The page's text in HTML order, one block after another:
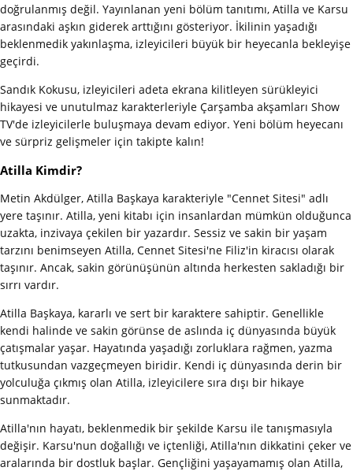
doğrulanmış değil. Yayınlanan yeni bölüm tanıtımı, Atilla ve Karsu
arasındaki aşkın giderek arttığını gösteriyor. İkilinin yaşadığı
beklenmedik yakınlaşma, izleyicileri büyük bir heyecanla bekleyişe
geçirdi.
Sandık Kokusu, izleyicileri adeta ekrana kilitleyen sürükleyici
hikayesi ve unutulmaz karakterleriyle Çarşamba akşamları Show
TV'de izleyicilerle buluşmaya devam ediyor. Yeni bölüm heyecanı
ve sürpriz gelişmeler için takipte kalın!
Atilla Kimdir?
Metin Akdülger, Atilla Başkaya karakteriyle "Cennet Sitesi" adlı
yere taşınır. Atilla, yeni kitabı için insanlardan mümkün olduğunca
uzakta, inzivaya çekilen bir yazardır. Sessiz ve sakin bir yaşam
tarzını benimseyen Atilla, Cennet Sitesi'ne Filiz'in kiracısı olarak
taşınır. Ancak, sakin görünüşünün altında herkesten sakladığı bir
sırrı vardır.
Atilla Başkaya, kararlı ve sert bir karaktere sahiptir. Genellikle
kendi halinde ve sakin görünse de aslında iç dünyasında büyük
çatışmalar yaşar. Hayatında yaşadığı zorluklara rağmen, yazma
tutkusundan vazgeçmeyen biridir. Kendi iç dünyasında derin bir
yolculuğa çıkmış olan Atilla, izleyicilere sıra dışı bir hikaye
sunmaktadır.
Atilla'nın hayatı, beklenmedik bir şekilde Karsu ile tanışmasıyla
değişir. Karsu'nun doğallığı ve içtenliği, Atilla'nın dikkatini çeker ve
aralarında bir dostluk başlar. Gençliğini yaşayamamış olan Atilla,